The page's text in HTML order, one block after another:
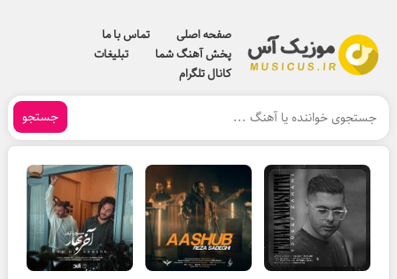
صفحه اصلی
تماس با ما
پخش آهنگ شما
تبلیغات
کانال تلگرام
جستجو